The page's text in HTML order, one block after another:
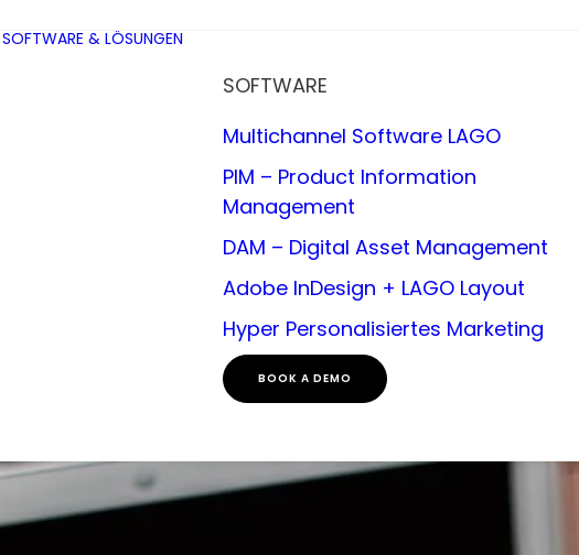
SOFTWARE & LÖSUNGEN
SOFTWARE
Multichannel Software LAGO
PIM – Product Information
Management
DAM – Digital Asset Management
Adobe InDesign + LAGO Layout
Hyper Personalisiertes Marketing
BOOK A DEMO